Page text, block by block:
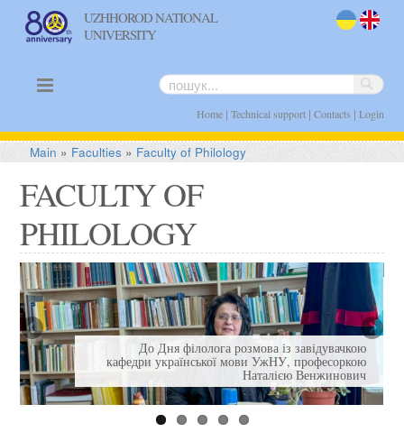
UZHHOROD NATIONAL
UNIVERSITY
Home| Technical support| Contacts | Login
Main » Faculties » Faculty of Philology
FACULTY OF
PHILOLOGY
До Дня філолога розмова із завідувачкою
кафедри української мови УжНУ, професоркою
Наталією Венжинович